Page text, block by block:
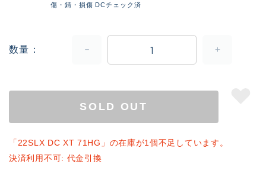
傷・錆・損傷 DCチェック済
数量
SOLD OUT
「22SLX DC XT 71HG」の在庫が1個不足しています。
決済利用不可: 代金引換